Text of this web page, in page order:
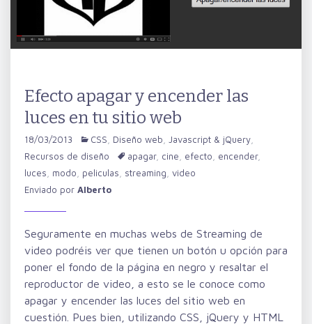
Efecto apagar y encender las
luces en tu sitio web
18/03/2013 CSS Diseño web Javascript & jQuery
Recursos de diseño
apagar, cine efecto encender,
luces
modo peliculas streaming video
Enviado por Alberto
Seguramente en muchas webs de Streaming de
video podréis ver que tienen un botón u opción para
poner el fondo de la página en negro y resaltar el
reproductor de video, a esto se le conoce como
apagar y encender las luces del sitio web en
cuestión. Pues bien, utilizando CSS, jQuery y HTML